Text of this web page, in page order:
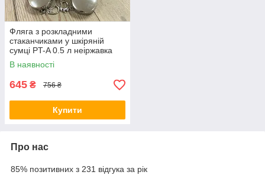
Фляга з розкладними
стаканчиками у шкіряній
сумці PT-A 0.5 л неіржавка
сталь
В наявності
645 ₴ 756 ₴
Купити
Про нас
85% позитивних з 231 відгука за рік